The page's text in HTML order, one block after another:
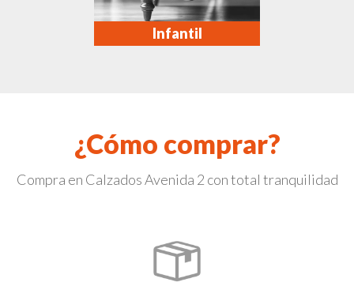
Infantil
¿Cómo comprar?
Compra en Calzados Avenida 2 con total tranquilidad